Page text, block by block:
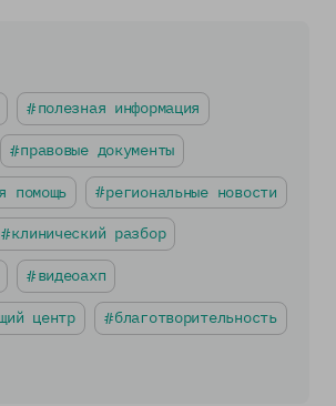
полезная информация
правовые документы
помощь региональные новости
клинический разбор
видеоахп
центр благотворительность